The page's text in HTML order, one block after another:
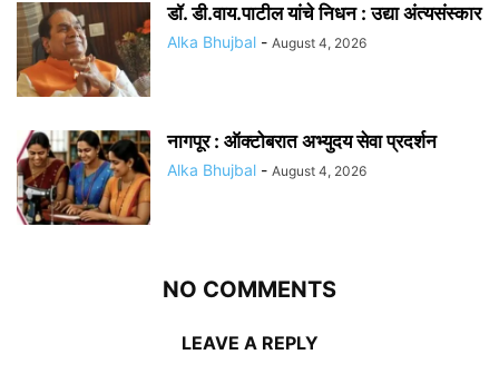
डॉ. डी.वाय.पाटील यांचे निधन : उद्या अंत्यसंस्कार
Alka Bhujbal - August 4, 2026
नागपूर : ऑक्टोबरात अभ्युदय सेवा प्रदर्शन
Alka Bhujbal - August 4, 2026
NO COMMENTS
LEAVE A REPLY